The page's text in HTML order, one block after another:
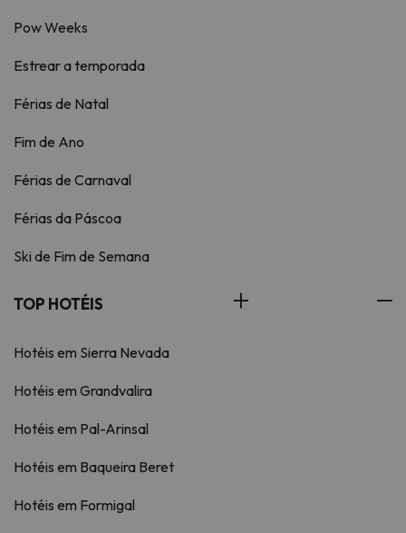
Pow Weeks
Estrear a temporada
Férias de Natal
Fim de Ano
Férias de Carnaval
Férias da Páscoa
Ski de Fim de Semana
TOP HOTÉIS
Hotéis em Sierra Nevada
Hotéis em Grandvalira
Hotéis em Pal-Arinsal
Hotéis em Baqueira Beret
Hotéis em Formigal